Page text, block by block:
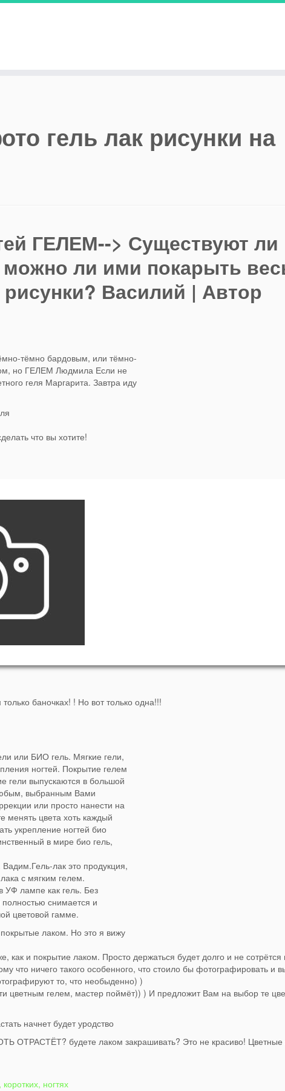
гель лак рисунки на
ГЕЛЕМ--> Существуют ли
ли ими покарыть
рисунки? Василий | Автор
тёмно бардовым, или тёмно-
но ГЕЛЕМ Людмила Если не
геля Маргарита. Завтра иду
что вы хотите!
баночках! ! Но вот только одна!!!
или БИО гель. Мягкие гели,
ногтей. Покрытие гелем
гели выпускаются в большой
выбранным Вами
или просто нанести на
цвета хоть каждый
укрепление ногтей био
в мире био гель,
лак это продукция,
с мягким гелем.
УФ лампе как гель. Без
снимается и
цветовой гамме.
лаком. Но это я вижу
как и покрытие лаком. Просто держаться будет долго и не
что ничего такого особенного, что стоило бы фотографировать и
то, что необыденно) )
цветным гелем, мастер поймёт)) ) И предложит Вам на выбор те
начнет будет уродство
будете лаком закрашивать? Это не красиво! Цветные
ногтях